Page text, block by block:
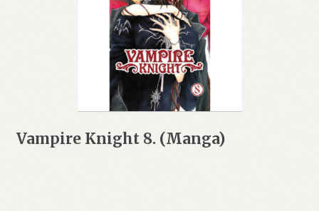
Vampire Knight 8. (Manga)